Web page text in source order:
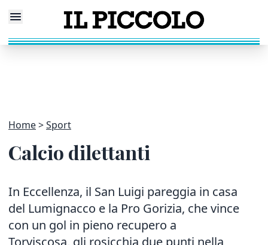
Home Sport
Calcio dilettanti
In Eccellenza, il San Luigi pareggia in casa
del Lumignacco e la Pro Gorizia, che vince
con un gol in pieno recupero a
Torviscosa, gli rosicchia due punti nella